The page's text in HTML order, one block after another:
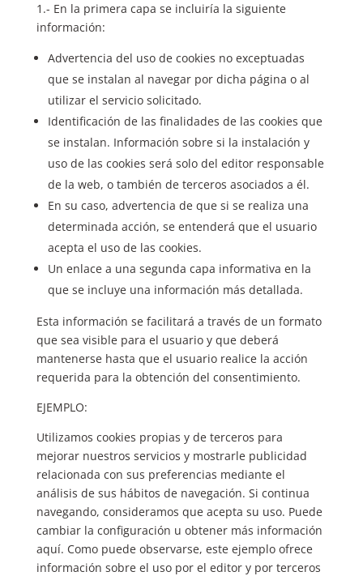
1.- En la primera capa se incluiría la siguiente
información:
Advertencia del uso de cookies no exceptuadas
que se instalan al navegar por dicha página o al
utilizar el servicio solicitado.
Identificación de las finalidades de las cookies que
se instalan. Información sobre si la instalación y
uso de las cookies será solo del editor responsable
de la web, o también de terceros asociados a él.
En su caso, advertencia de que si se realiza una
determinada acción, se entenderá que el usuario
acepta el uso de las cookies.
Un enlace a una segunda capa informativa en la
que se incluye una información más detallada.
Esta información se facilitará a través de un formato
que sea visible para el usuario y que deberá
mantenerse hasta que el usuario realice la acción
requerida para la obtención del consentimiento.
EJEMPLO:
Utilizamos cookies propias y de terceros para
mejorar nuestros servicios y mostrarle publicidad
relacionada con sus preferencias mediante el
análisis de sus hábitos de navegación. Si continua
navegando, consideramos que acepta su uso. Puede
cambiar la configuración u obtener más información
aquí. Como puede observarse, este ejemplo ofrece
información sobre el uso por el editor y por terceros